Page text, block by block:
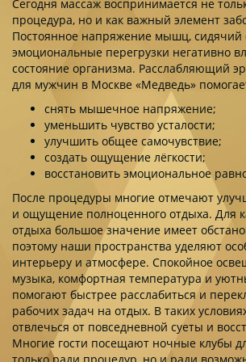
Сегодня массаж воспринимается не
процедура, но и как важный элемент
Постоянное напряжение мышц, сидячий
эмоциональные перегрузки негативно
состояние организма. Расслабляющий
для мужчин в Москве «Медведь»
снять мышечное напряжение;
уменьшить чувство усталости;
улучшить общее самочувствие;
создать ощущение лёгкости;
восстановить эмоциональное
После процедуры многие отмечают
и ощущение полноценного отдыха. Для
отдыха большое значение имеет
поэтому наши пространства уделяют
интерьеру и атмосфере. Спокойное
музыка, комфортная температура и
помогают быстрее расслабиться и
рабочих задач на отдых. В таких
отвлечься от повседневной суеты и
Многие гости посещают ночные клубы